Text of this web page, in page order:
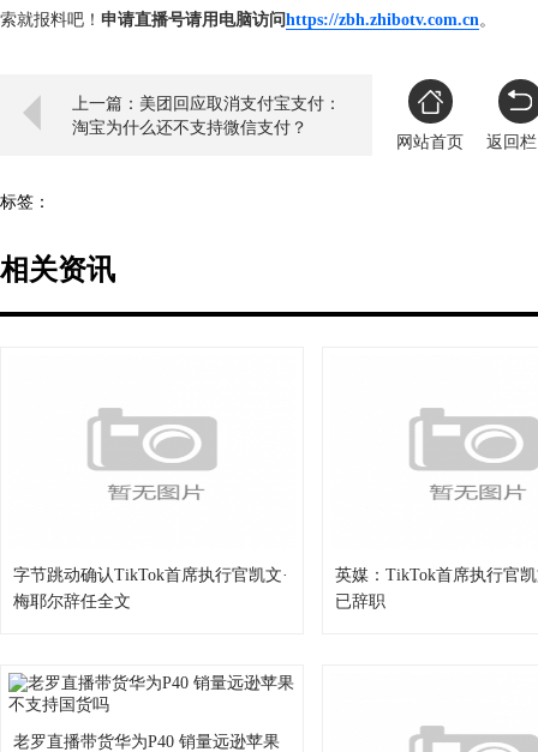
索就报料吧！ 申请直播号请用电脑访问https://zbh.zhibotv.com.cn。
上一篇：美团回应取消支付宝支付：
淘宝为什么还不支持微信支付？
网站首页
返回
标签：
相关资讯
字节跳动确认TikTok首席执行官凯文·
梅耶尔辞任全文
英媒：TikTok首席执行官
已辞职
老罗直播带货华为P40 销量远逊苹果